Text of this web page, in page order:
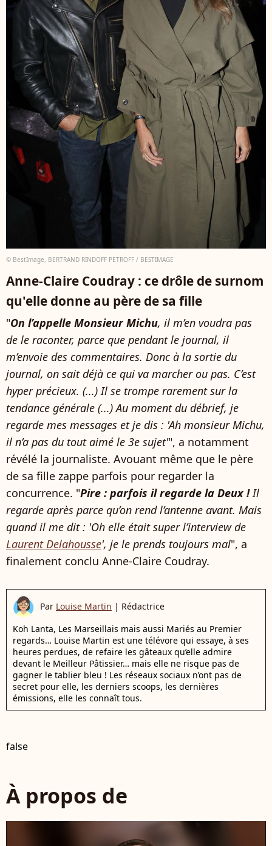
© BestImage, BERTRAND RINDOFF PETROFF / BESTIMAGE
Anne-Claire Coudray : ce drôle de surnom
qu'elle donne au père de sa fille
"On l’appelle Monsieur Michu, il m’en voudra pas
de le raconter, parce que pendant le journal, il
m’envoie des commentaires. Donc à la sortie du
journal, on sait déjà ce qui va marcher ou pas. C’est
hyper précieux. (...) Il se trompe rarement sur la
tendance générale (...) Au moment du débrief, je
regarde mes messages et je dis : 'Ah monsieur Michu,
il n’a pas du tout aimé le 3e sujet'", a notamment
révélé la journaliste. Avouant même que le père
de sa fille zappe parfois pour regarder la
concurrence. "Pire : parfois il regarde la Deux !Il
regarde après parce qu’on rend l’antenne avant. Mais
quand il me dit : 'Oh elle était super l’interview de
Laurent Delahousse', je le prends toujours mal", a
finalement conclu Anne-Claire Coudray.
Par Louise Martin | Rédactrice
Koh Lanta, Les Marseillais mais aussi Mariés au Premier
regards… Louise Martin est une télévore qui essaye, à ses
heures perdues, de refaire les gâteaux qu’elle admire
devant le Meilleur Pâtissier… mais elle ne risque pas de
gagner le tablier bleu ! Les réseaux sociaux n’ont pas de
secret pour elle, les derniers scoops, les dernières
émissions, elle les connaît tous.
false
À propos de